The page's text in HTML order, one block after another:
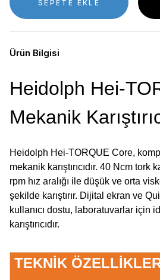
SEPETE EKLE
Ürün Bilgisi
Heidolph Hei-
Mekanik
Heidolph Hei-TORQUE Core,
mekanik karıştırıcıdır. 40 Ncm
rpm hız aralığı ile düşük ve orta
şekilde karıştırır. Dijital ekran ve
kullanıcı dostu, laboratuvarlar için
karıştırıcıdır.
TEKNİK